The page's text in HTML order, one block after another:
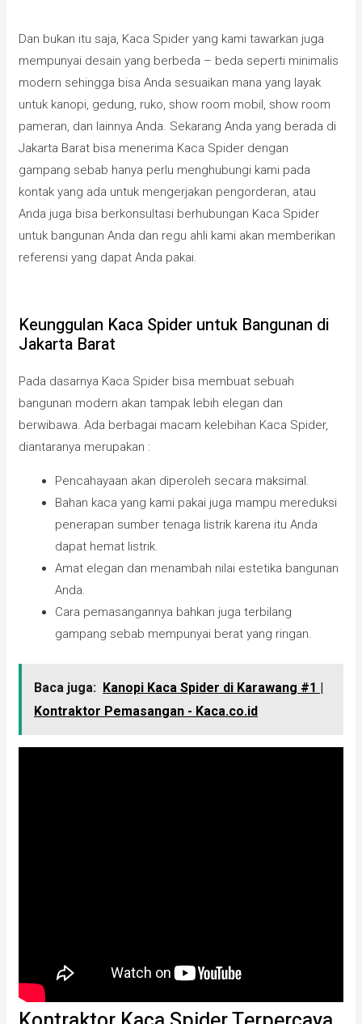
Dan bukan itu saja, Kaca Spider yang kami tawarkan juga
mempunyai desain yang berbeda – beda seperti minimalis
modern sehingga bisa Anda sesuaikan mana yang layak
untuk kanopi, gedung, ruko, show room mobil, show room
pameran, dan lainnya Anda. Sekarang Anda yang berada di
Jakarta Barat bisa menerima Kaca Spider dengan
gampang sebab hanya perlu menghubungi kami pada
kontak yang ada untuk mengerjakan pengorderan, atau
Anda juga bisa berkonsultasi berhubungan Kaca Spider
untuk bangunan Anda dan regu ahli kami akan memberikan
referensi yang dapat Anda pakai.
Keunggulan Kaca Spider untuk Bangunan di
Jakarta Barat
Pada dasarnya Kaca Spider bisa membuat sebuah
bangunan modern akan tampak lebih elegan dan
berwibawa. Ada berbagai macam kelebihan Kaca Spider,
diantaranya merupakan :
Pencahayaan akan diperoleh secara maksimal.
Bahan kaca yang kami pakai juga mampu mereduksi
penerapan sumber tenaga listrik karena itu Anda
dapat hemat listrik.
Amat elegan dan menambah nilai estetika bangunan
Anda.
Cara pemasangannya bahkan juga terbilang
gampang sebab mempunyai berat yang ringan.
Baca juga: Kanopi Kaca Spider di Karawang #1 |
Kontraktor Pemasangan - Kaca.co.id